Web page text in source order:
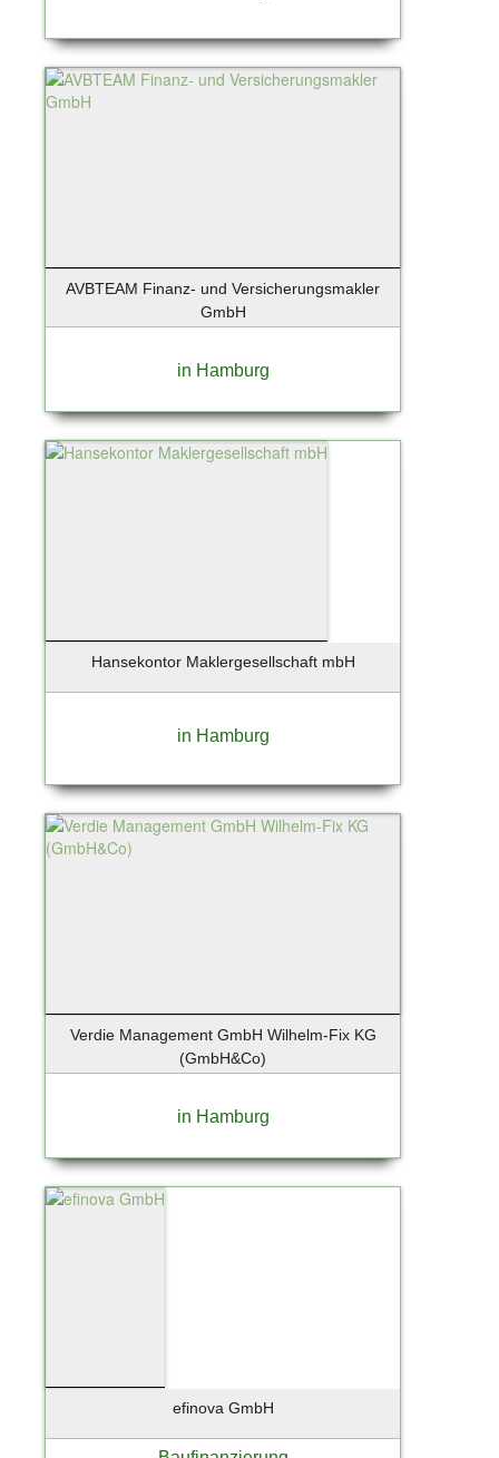
AVBTEAM Finanz- und Versicherungsmakler
GmbH
in Hamburg
Hansekontor Maklergesellschaft mbH
in Hamburg
Verdie Management GmbH Wilhelm-Fix KG
(GmbH&Co)
in Hamburg
efinova GmbH